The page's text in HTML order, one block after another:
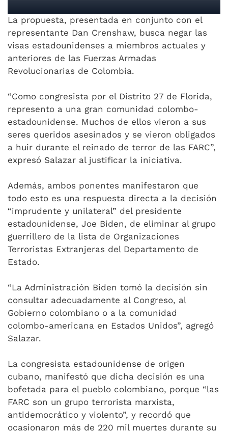
La propuesta, presentada en conjunto con el
representante Dan Crenshaw, busca negar las
visas estadounidenses a miembros actuales y
anteriores de las Fuerzas Armadas
Revolucionarias de Colombia.
“Como congresista por el Distrito 27 de Florida,
represento a una gran comunidad colombo-
estadounidense. Muchos de ellos vieron a sus
seres queridos asesinados y se vieron obligados
a huir durante el reinado de terror de las FARC”,
expresó Salazar al justificar la iniciativa.
Además, ambos ponentes manifestaron que
todo esto es una respuesta directa a la decisión
“imprudente y unilateral” del presidente
estadounidense, Joe Biden, de eliminar al grupo
guerrillero de la lista de Organizaciones
Terroristas Extranjeras del Departamento de
Estado.
“La Administración Biden tomó la decisión sin
consultar adecuadamente al Congreso, al
Gobierno colombiano o a la comunidad
colombo-americana en Estados Unidos”, agregó
Salazar.
La congresista estadounidense de origen
cubano, manifestó que dicha decisión es una
bofetada para el pueblo colombiano, porque “las
FARC son un grupo terrorista marxista,
antidemocrático y violento”, y recordó que
ocasionaron más de 220 mil muertes durante su